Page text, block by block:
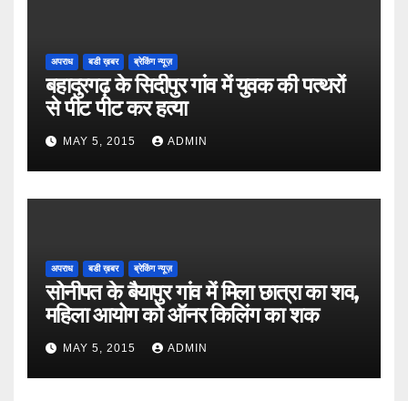
अपराध बडी ख़बर ब्रेकिंग न्यूज़
बहादुरगढ़ के सिदीपुर गांव में युवक की पत्थरों
से पीट पीट कर हत्या
MAY 5, 2015 ADMIN
अपराध बडी ख़बर ब्रेकिंग न्यूज़
सोनीपत के बैयापुर गांव में मिला छात्रा का शव,
महिला आयोग को ऑनर किलिंग का शक
MAY 5, 2015 ADMIN